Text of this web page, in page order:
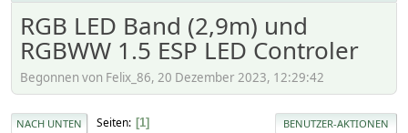
RGB LED Band (2,9m) und
RGBWW 1.5 ESP LED Controler
Begonnen von Felix_86, 20 Dezember 2023, 12:29:42
NACH UNTEN Seiten 1 BENUTZER-AKTIONEN